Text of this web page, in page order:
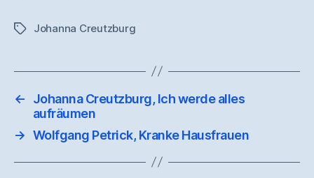
Schlagwörter
Johanna Creutzburg
←
Johanna Creutzburg, Ich werde alles
aufräumen
→ Wolfgang Petrick, Kranke Hausfrauen